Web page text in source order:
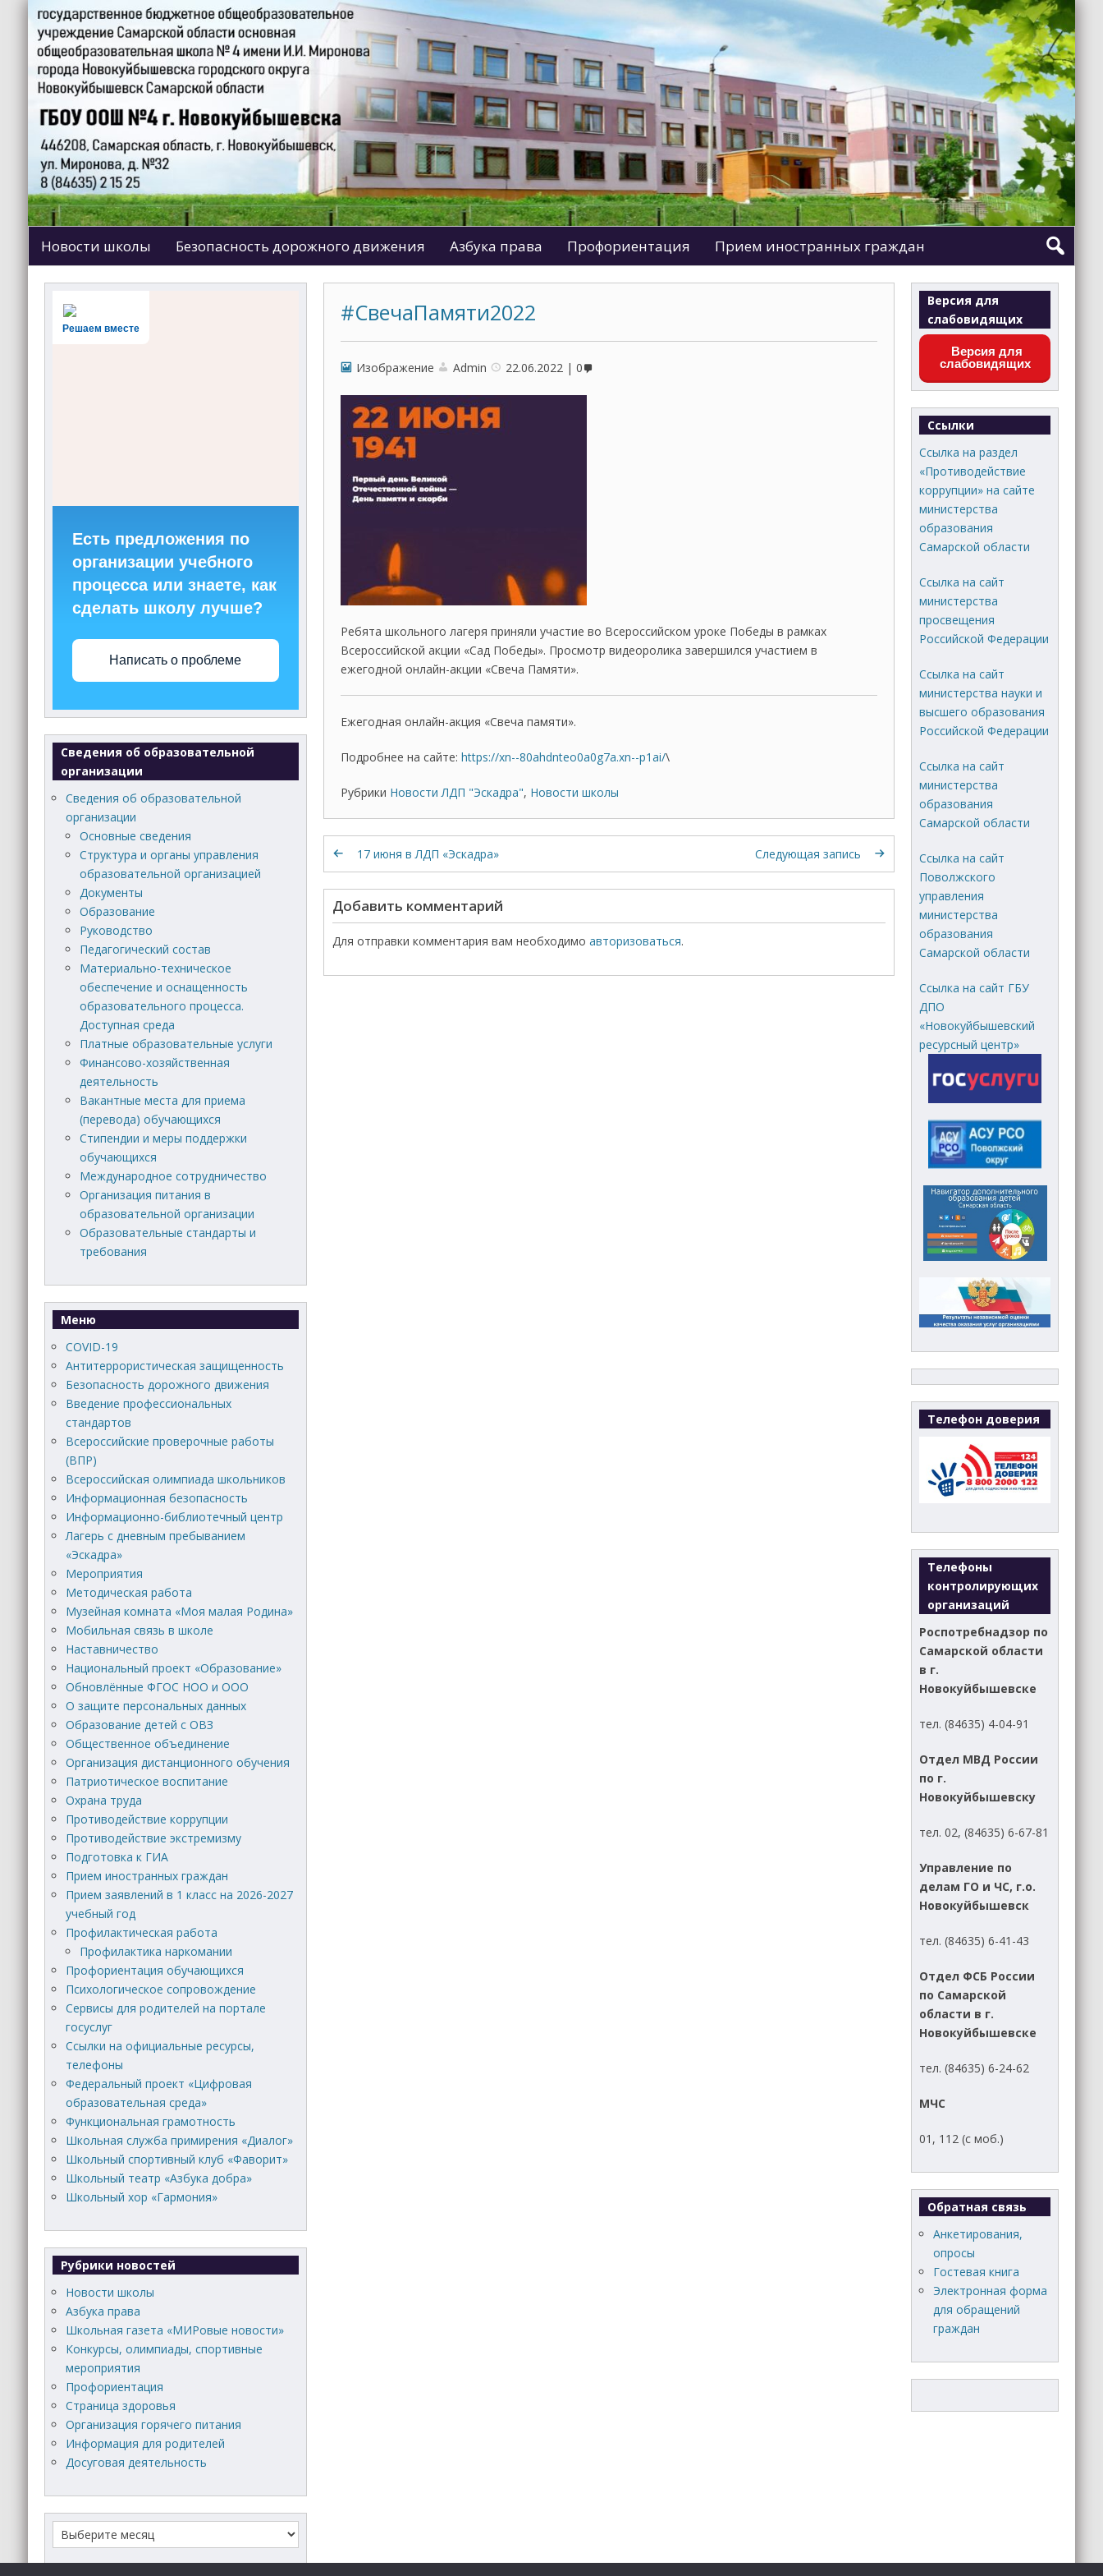
Новости школы Безопасность дорожного движения Азбука права Профориентация Прием иностранных граждан
#СвечаПамяти2022
Изображение Admin 22.06.2022 0
Ребята школьного лагеря приняли участие во Всероссийском уроке Победы в рамках
Всероссийской акции «Сад Победы». Просмотр видеоролика завершился участием в
ежегодной онлайн-акции «Свеча Памяти».
Ежегодная онлайн-акция «Свеча памяти».
Подробнее на сайте: https://xn--80ahdnteo0a0g7a.xn--p1ai/\
Рубрики Новости ЛДП "Эскадра", Новости школы
17 июня в ЛДП «Эскадра» Следующая запись
Добавить комментарий
Для отправки комментария вам необходимо авторизоваться.
Решаем вместе
Есть предложения по
организации учебного
процесса или знаете, как
сделать школу лучше?
Написать о проблеме
Сведения об образовательной
организации
Сведения об образовательной
организации
Основные сведения
Структура и органы управления
образовательной организацией
Документы
Образование
Руководство
Педагогический состав
Материально-техническое
обеспечение и оснащенность
образовательного процесса.
Доступная среда
Платные образовательные услуги
Финансово-хозяйственная
деятельность
Вакантные места для приема
(перевода) обучающихся
Стипендии и меры поддержки
обучающихся
Международное сотрудничество
Организация питания в
образовательной организации
Образовательные стандарты и
требования
Меню
COVID-19
Антитеррористическая защищенность
Безопасность дорожного движения
Введение профессиональных
стандартов
Всероссийские проверочные работы
(ВПР)
Всероссийская олимпиада школьников
Информационная безопасность
Информационно-библиотечный центр
Лагерь с дневным пребыванием
«Эскадра»
Мероприятия
Методическая работа
Музейная комната «Моя малая Родина»
Мобильная связь в школе
Наставничество
Национальный проект «Образование»
Обновлённые ФГОС НОО и ООО
О защите персональных данных
Образование детей с ОВЗ
Общественное объединение
Организация дистанционного обучения
Патриотическое воспитание
Охрана труда
Противодействие коррупции
Противодействие экстремизму
Подготовка к ГИА
Прием иностранных граждан
Прием заявлений в 1 класс на 2026-2027
учебный год
Профилактическая работа
Профилактика наркомании
Профориентация обучающихся
Психологическое сопровождение
Сервисы для родителей на портале
госуслуг
Ссылки на официальные ресурсы,
телефоны
Федеральный проект «Цифровая
образовательная среда»
Функциональная грамотность
Школьная служба примирения «Диалог»
Школьный спортивный клуб «Фаворит»
Школьный театр «Азбука добра»
Школьный хор «Гармония»
Рубрики новостей
Новости школы
Азбука права
Школьная газета «МИРовые новости»
Конкурсы, олимпиады, спортивные
мероприятия
Профориентация
Страница здоровья
Организация горячего питания
Информация для родителей
Досуговая деятельность
Версия для
слабовидящих
Версия для
слабовидящих
Ссылки
Ссылка на раздел
«Противодействие
коррупции» на сайте
министерства
образования
Самарской области
Ссылка на сайт
министерства
просвещения
Российской Федерации
Ссылка на сайт
министерства науки и
высшего образования
Российской Федерации
Ссылка на сайт
министерства
образования
Самарской области
Ссылка на сайт
Поволжского
управления
министерства
образования
Самарской области
Ссылка на сайт ГБУ
ДПО
«Новокуйбышевский
ресурсный центр»
Телефон доверия
Телефоны
контролирующих
организаций
Роспотребнадзор по
Самарской области
в г.
Новокуйбышевске
тел. (84635) 4-04-91
Отдел МВД России
по г.
Новокуйбышевску
тел. 02, (84635) 6-67-81
Управление по
делам ГО и ЧС, г.о.
Новокуйбышевск
тел. (84635) 6-41-43
Отдел ФСБ России
по Самарской
области в г.
Новокуйбышевске
тел. (84635) 6-24-62
МЧС
01, 112 (с моб.)
Обратная связь
Анкетирования,
опросы
Гостевая книга
Электронная форма
для обращений
граждан